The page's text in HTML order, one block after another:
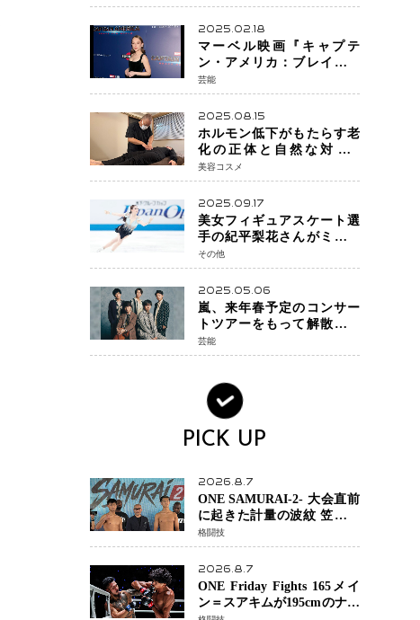
現場へ―。
2025.02.18
マーベル映画『キャプテ
ン・アメリカ：ブレイブ・
ニュー・ワールド』 新ブラ
ック・ウィドウ役のシラ・
ハースとは！？
芸能
2025.08.15
ホルモン低下がもたらす老
化の正体と自然な対策!!
KODAIRA 式®ペリネ（骨盤
底筋）ケア
美容コスメ
2025.09.17
美女フィギュアスケート選
手の紀平梨花さんがミラノ
五輪出場断念 中部選手権欠
場を発表「安全最優先の判
断」
その他
2025.05.06
嵐、来年春予定のコンサー
トツアーをもって解散 フ
ァンクラブも2026年5月末で
活動終了
芸能
PICK UP
2026.8.7
ONE SAMURAI-2- 大会直前
に起きた計量の波紋 笠原弘
希ら注目ファイターは契約
体重で決戦へ、山本歩夢と
平山諒選手戦は中止に
格闘技
2026.8.7
ONE Friday Fights 165メイ
ン＝スアキムが195cmのナビ